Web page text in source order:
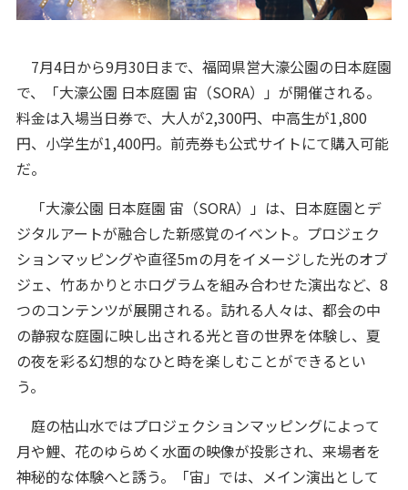
7月4日から9月30日まで、福岡県営大濠公園の日本庭園
で、「大濠公園 日本庭園 宙（SORA）」が開催される。
料金は入場当日券で、大人が2,300円、中高生が1,800
円、小学生が1,400円。前売券も公式サイトにて購入可能
だ。
「大濠公園 日本庭園 宙（SORA）」は、日本庭園とデ
ジタルアートが融合した新感覚のイベント。プロジェク
ションマッピングや直径5mの月をイメージした光のオブ
ジェ、竹あかりとホログラムを組み合わせた演出など、8
つのコンテンツが展開される。訪れる人々は、都会の中
の静寂な庭園に映し出される光と音の世界を体験し、夏
の夜を彩る幻想的なひと時を楽しむことができるとい
う。
庭の枯山水ではプロジェクションマッピングによって
月や鯉、花のゆらめく水面の映像が投影され、来場者を
神秘的な体験へと誘う。「宙」では、メイン演出として